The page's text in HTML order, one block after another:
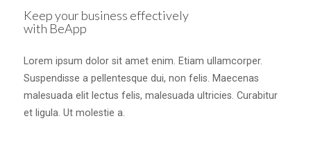
Keep your business effectively
with BeApp
Lorem ipsum dolor sit amet enim. Etiam ullamcorper.
Suspendisse a pellentesque dui, non felis. Maecenas
malesuada elit lectus felis, malesuada ultricies. Curabitur
et ligula. Ut molestie a.